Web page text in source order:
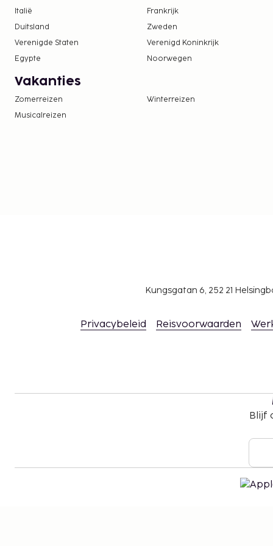
De accommodatie wordt professioneel
Gasten kunnen overal contactloos betalen.
Italië
Frankrijk
Duitsland
Zweden
Verenigde Staten
Verenigd Koninkrijk
Egypte
Noorwegen
Vakanties
Zomerreizen Winterreizen
Musicalreizen
Kungsgatan 6, 252 21
Privacybeleid Reisvoorwaarden
Blijf